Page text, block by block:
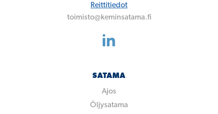
Reittitiedot
toimisto@keminsatama.fi
SATAMA
Ajos
Öljysatama